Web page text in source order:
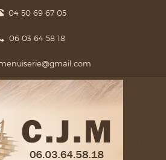
04 50 69 67 05
06 03 64 58 18